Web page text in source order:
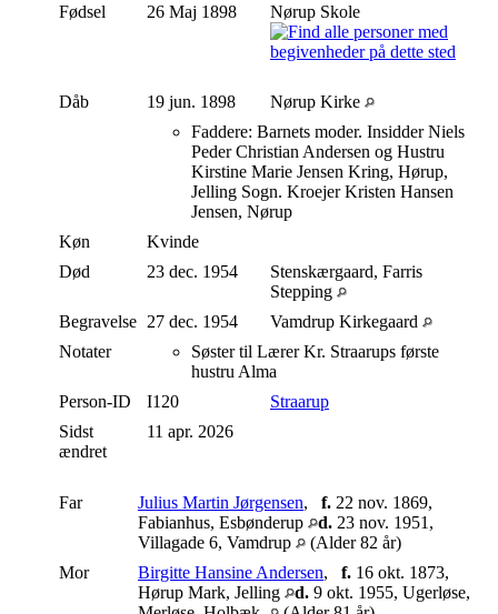
Fødsel
26 Maj 1898 Nørup Skole
Dåb 19 jun. 1898
Nørup Kirke
Faddere: Barnets moder. Insidder Niels
Peder Christian Andersen og Hustru
Kirstine Marie Jensen Kring, Hørup,
Jelling Sogn. Kroejer Kristen Hansen
Jensen, Nørup
Køn
Kvinde
Død
23 dec. 1954
Stenskærgaard, Farris
Stepping
Begravelse 27 dec. 1954
Vamdrup Kirkegaard
Notater
Søster til Lærer Kr. Straarups første
hustru Alma
Person-ID
I120
Straarup
Sidst
ændret
11 apr. 2026
Far Julius Martin Jørgensen, f. 22 nov. 1869,
Fabianhus, Esbønderup
d. 23 nov. 1951,
Villagade 6, Vamdrup
(Alder 82 år)
Mor
Birgitte Hansine Andersen, f. 16 okt. 1873,
Hørup Mark, Jelling
d. 9 okt. 1955, Ugerløse,